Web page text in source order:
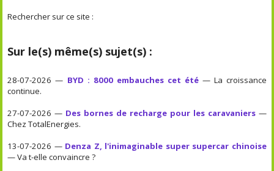
Rechercher sur ce site :
Sur le(s) même(s) sujet(s) :
28-07-2026 — BYD : 8000 embauches cet été— La croissance
continue.
27-07-2026 — Des bornes de recharge pour les caravaniers—
Chez TotalEnergies.
13-07-2026 — Denza Z, l'inimaginable super supercar chinoise
— Va t-elle convaincre ?